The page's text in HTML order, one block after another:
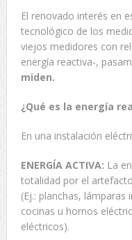
El renovado interés en
tecnológico de los
viejos medidores con
energía reactiva-,
miden.
¿Qué es la energía
En una instalación
ENERGÍA ACTIVA: La
totalidad por el
(Ej.: planchas, lámparas
cocinas u hornos
eléctricos).